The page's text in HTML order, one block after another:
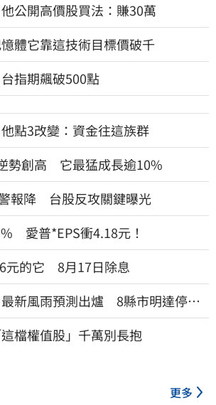
公開高價股買法：賺30萬
體它靠這技術目標價破千
指期飆破500點
點3改變：資金往這族群
勢創高 它最猛成長逾10%
報降 台股反攻關鍵曝光
愛普*EPS衝4.18元！
元的它 8月17日除息
新風雨預測出爐 8縣市明達停班
檔權值股」千萬別長抱
更多